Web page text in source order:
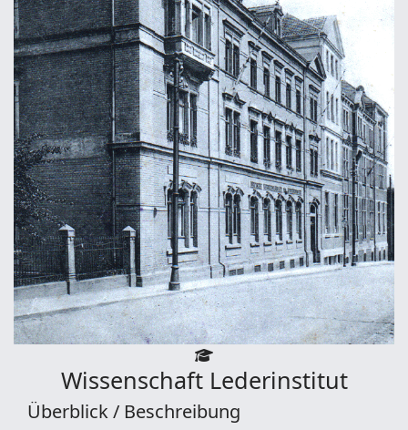
WissenschaftLederinstitut
Überblick / Beschreibung